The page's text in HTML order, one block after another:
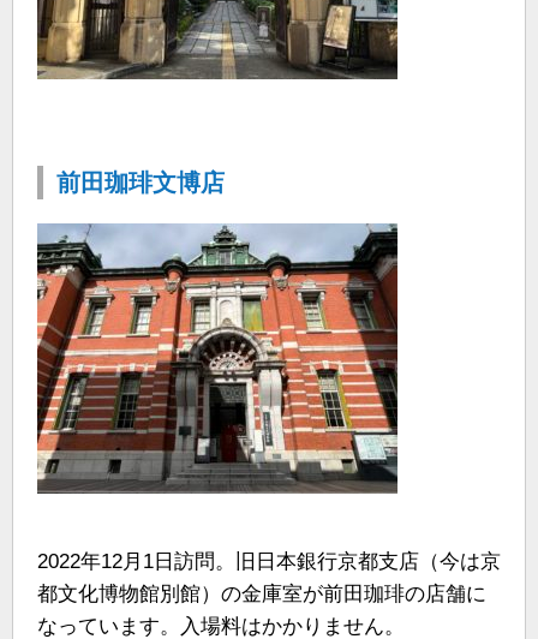
前田珈琲文博店
2022年12月1日訪問。旧日本銀行京都支店（今は京
都文化博物館別館）の金庫室が前田珈琲の店舗に
なっています。入場料はかかりません。